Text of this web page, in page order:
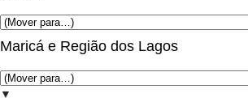
Maricá e Região dos Lagos
▼